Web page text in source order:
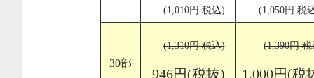
(1,010円 税込) (1,050円 税
30部
(1,310円 税込)
946円(税抜)
(1,390円
1,000円(税